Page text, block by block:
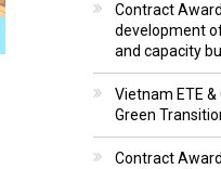
Contract
development
and capacity
Vietnam ETE
Green
Contract